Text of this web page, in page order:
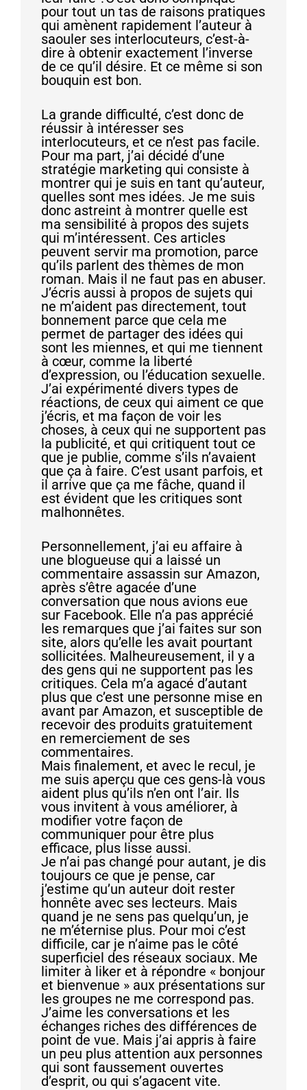
pour tout un tas de raisons pratiques
qui amènent rapidement l’auteur à
saouler ses interlocuteurs, c’est-à-
dire à obtenir exactement l’inverse
de ce qu’il désire. Et ce même si son
bouquin est bon.
La grande difficulté, c’est donc de
réussir à intéresser ses
interlocuteurs, et ce n’est pas facile.
Pour ma part, j’ai décidé d’une
stratégie marketing qui consiste à
montrer qui je suis en tant qu’auteur,
quelles sont mes idées. Je me suis
donc astreint à montrer quelle est
ma sensibilité à propos des sujets
qui m’intéressent. Ces articles
peuvent servir ma promotion, parce
qu’ils parlent des thèmes de mon
roman. Mais il ne faut pas en abuser.
J’écris aussi à propos de sujets qui
ne m’aident pas directement, tout
bonnement parce que cela me
permet de partager des idées qui
sont les miennes, et qui me tiennent
à cœur, comme la liberté
d’expression, ou l’éducation sexuelle.
J’ai expérimenté divers types de
réactions, de ceux qui aiment ce que
j’écris, et ma façon de voir les
choses, à ceux qui ne supportent pas
la publicité, et qui critiquent tout ce
que je publie, comme s’ils n’avaient
que ça à faire. C’est usant parfois, et
il arrive que ça me fâche, quand il
est évident que les critiques sont
malhonnêtes.
Personnellement, j’ai eu affaire à
une blogueuse qui a laissé un
commentaire assassin sur Amazon,
après s’être agacée d’une
conversation que nous avions eue
sur Facebook. Elle n’a pas apprécié
les remarques que j’ai faites sur son
site, alors qu’elle les avait pourtant
sollicitées. Malheureusement, il y a
des gens qui ne supportent pas les
critiques. Cela m’a agacé d’autant
plus que c’est une personne mise en
avant par Amazon, et susceptible de
recevoir des produits gratuitement
en remerciement de ses
commentaires.
Mais finalement, et avec le recul, je
me suis aperçu que ces gens-là vous
aident plus qu’ils n’en ont l’air. Ils
vous invitent à vous améliorer, à
modifier votre façon de
communiquer pour être plus
efficace, plus lisse aussi.
Je n’ai pas changé pour autant, je dis
toujours ce que je pense, car
j’estime qu’un auteur doit rester
honnête avec ses lecteurs. Mais
quand je ne sens pas quelqu’un, je
ne m’éternise plus. Pour moi c’est
difficile, car je n’aime pas le côté
superficiel des réseaux sociaux. Me
limiter à liker et à répondre « bonjour
et bienvenue » aux présentations sur
les groupes ne me correspond pas.
J’aime les conversations et les
échanges riches des différences de
point de vue. Mais j’ai appris à faire
un peu plus attention aux personnes
qui sont faussement ouvertes
d’esprit, ou qui s’agacent vite.